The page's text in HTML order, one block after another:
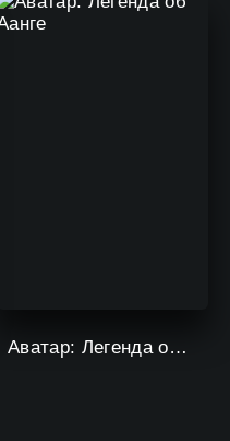
Аватар: Легенда об Аанге